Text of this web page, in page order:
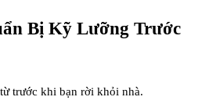
Bị Kỹ Lưỡng Trước
trước khi bạn rời khỏi nhà.